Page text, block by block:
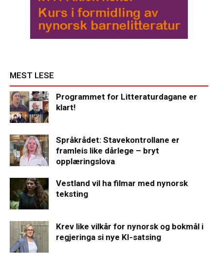
MEST LESE
Programmet for Litteraturdagane er
klart!
Språkrådet: Stavekontrollane er
framleis like dårlege – bryt
opplæringslova
Vestland vil ha filmar med nynorsk
teksting
Krev like vilkår for nynorsk og bokmål i
regjeringa si nye KI-satsing